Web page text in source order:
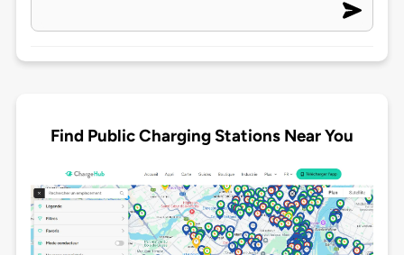
Find Public Charging Stations Near You